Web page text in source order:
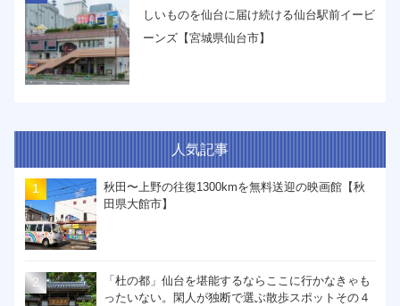
しいものを仙台に届け続ける仙台駅前イービ
ーンズ【宮城県仙台市】
人気記事
秋田〜上野の往復1300kmを無料送迎の映画館【秋
田県大館市】
「杜の都」仙台を堪能するならここに行かなきゃも
ったいない。閑人が独断で選ぶ散歩スポットその４